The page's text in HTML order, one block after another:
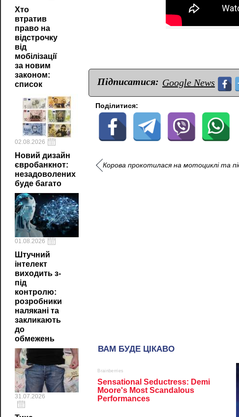
Хто
втратив
право на
відстрочку
від
мобілізації
за новим
законом:
список
02.08.2026
Новий дизайн
євробанкнот:
незадоволених
буде багато
01.08.2026
Штучний
інтелект
виходить з-
під
контролю:
розробники
налякані та
закликають
до
обмежень
31.07.2026
Підписатися: Google News
Поділитися:
Корова прокотилася на мотоциклі та